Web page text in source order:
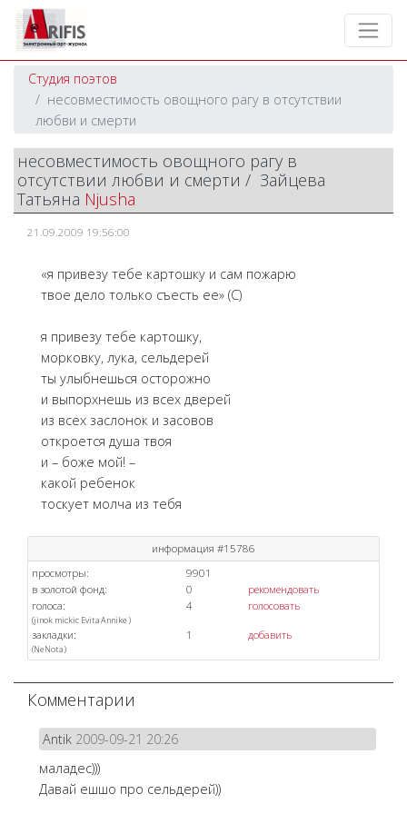
Студия поэтов
несовместимость овощного рагу в отсутствии
любви и смерти
несовместимость овощного рагу в
отсутствии любви и смерти / Зайцева
Татьяна Njusha
21.09.2009 19:56:00
«я привезу тебе картошку и сам пожарю
твое дело только съесть ее» (С)
я привезу тебе картошку,
морковку, лука, сельдерей
ты улыбнешься осторожно
и выпорхнешь из всех дверей
из всех заслонок и засовов
откроется душа твоя
и – боже мой! –
какой ребенок
тоскует молча из тебя
информация #15786
просмотры:
9901
в золотой фонд:
0
рекомендовать
голоса:
4 голосовать
(jinok mickic EvitaAnnike)
закладки: 1 добавить
(NeNota)
Комментарии
Antik 2009-09-21 20:26
маладес)))
Давай ешшо про сельдерей))